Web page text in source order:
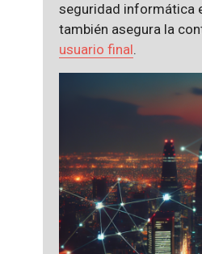
seguridad informática
también asegura la
usuario final.